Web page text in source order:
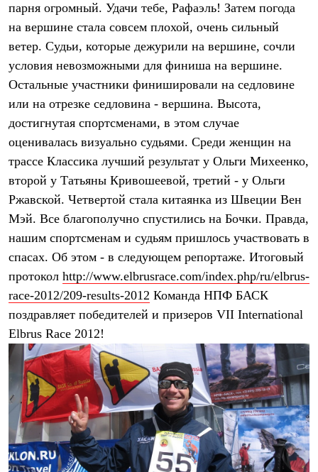
Брюки
Жилеты
Утепленная синтетикой
Куртки
Брюки
Штормовая одежда
Софтшелл одежда
Куртки
Брюки
Лёгкая одежда
Рубашки
Футболки
Брюки
Термобелье
Среднее термобелье
Легкое термобелье
Флисовая одежда
Куртки
Брюки
Детская одежда
Утепленная пухом
Комбинезоны
Куртки
Брюки
Утепленная синтетикой
Комбинезоны
Куртки
Брюки
Лёгкая одежда
Футболки
Толстовки
парня огромный. Удачи тебе, Рафаэль! Затем погода
на вершине стала совсем плохой, очень сильный
ветер. Судьи, которые дежурили на вершине, сочли
условия невозможными для финиша на вершине.
Остальные участники финишировали на седловине
или на отрезке седловина - вершина. Высота,
достигнутая спортсменами, в этом случае
оценивалась визуально судьями. Среди женщин на
трассе Классика лучший результат у Ольги Михеенко,
второй у Татьяны Кривошеевой, третий - у Ольги
Ржавской. Четвертой стала китаянка из Швеции Вен
Мэй. Все благополучно спустились на Бочки. Правда,
нашим спортсменам и судьям пришлось участвовать в
спасах. Об этом - в следующем репортаже. Итоговый
протокол http://www.elbrusrace.com/index.php/ru/elbrus-
race-2012/209-results-2012 Команда НПФ БАСК
поздравляет победителей и призеров VII International
Elbrus Race 2012!